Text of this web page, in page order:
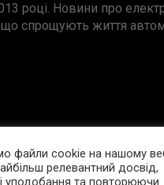
році. Новини про
що спрощують життя
матеріалів
файли cookie на нашому
релевантний досвід,
уподобання та повторюючи